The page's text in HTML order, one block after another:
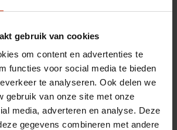
gebruik van cookies
om content en advertenties te
functies voor social media te bieden
te analyseren. Ook delen we
gebruik van onze site met onze
media, adverteren en analyse. Deze
gegevens combineren met andere